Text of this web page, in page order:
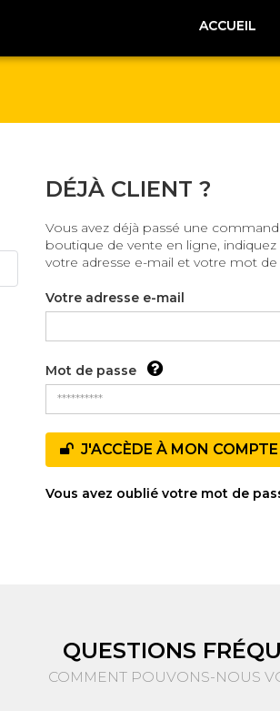
ACCUEIL
DÉJÀ CLIENT ?
Vous avez déjà passé une
boutique de vente en ligne, indiquez
votre adresse e-mail et votre mot de
Votre adresse e-mail
Mot de passe
J'ACCÈDE À MON COMPTE
Vous avez oublié votre mot de
QUESTIONS
COMMENT POUVONS-NOUS